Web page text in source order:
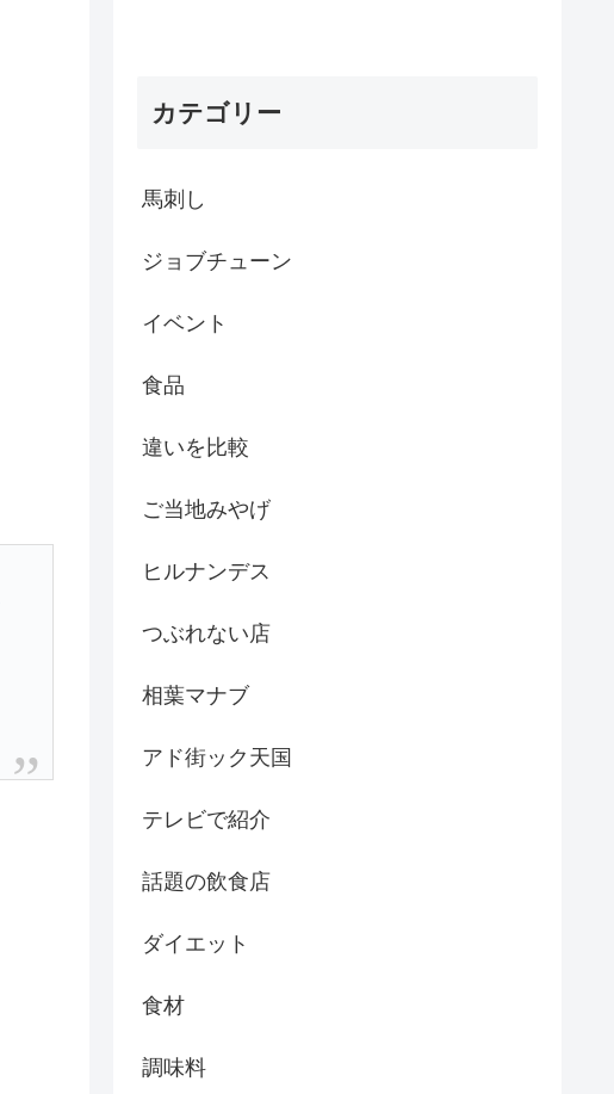
カテゴリー
馬刺し
ジョブチューン
イベント
食品
違いを比較
ご当地みやげ
ヒルナンデス
つぶれない店
相葉マナブ
アド街ック天国
テレビで紹介
話題の飲食店
ダイエット
食材
調味料